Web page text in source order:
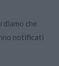
che
notificati